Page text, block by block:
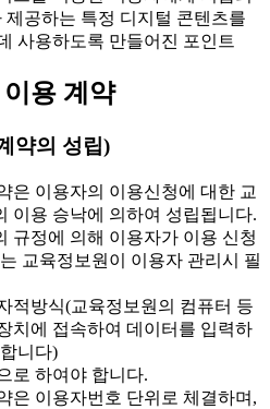
제공하는 특정 디지털 콘텐츠를
사용하도록 만들어진 포인트
용 계약
약의 성립)
은 이용자의 이용신청에 대한 교
이용 승낙에 의하여 성립됩니다.
규정에 의해 이용자가 이용 신청
교육정보원이 이용자 관리시 필
적방식(교육정보원의 컴퓨터 등
치에 접속하여 데이터를 입력하
니다)
로 하여야 합니다.
은 이용자번호 단위로 체결하며,